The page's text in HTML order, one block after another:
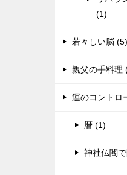
(1)
若々しい脳 (5)
親父の手料理
運のコントロ
暦 (1)
神社仏閣